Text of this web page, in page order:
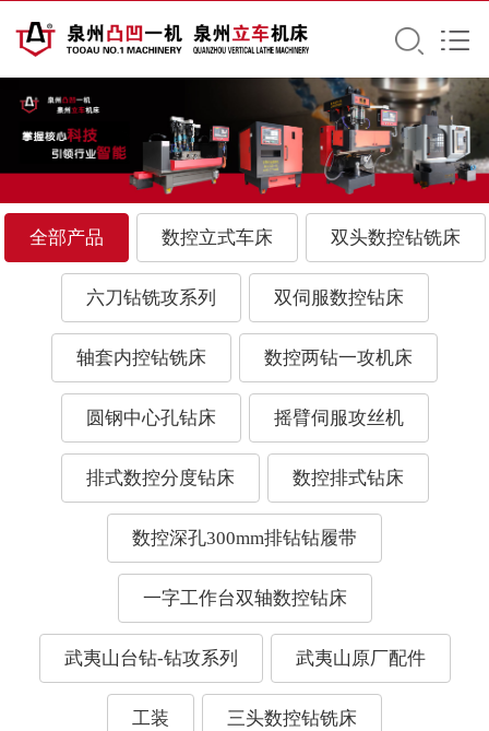
全部产品 数控立式车床 双头数控钻铣床
六刀钻铣攻系列 双伺服数控钻床
轴套内控钻铣床 数控两钻一攻机床
圆钢中心孔钻床 摇臂伺服攻丝机
排式数控分度钻床 数控排式钻床
数控深孔300mm排钻钻履带
一字工作台双轴数控钻床
武夷山台钻-钻攻系列 武夷山原厂配件
工装 三头数控钻铣床